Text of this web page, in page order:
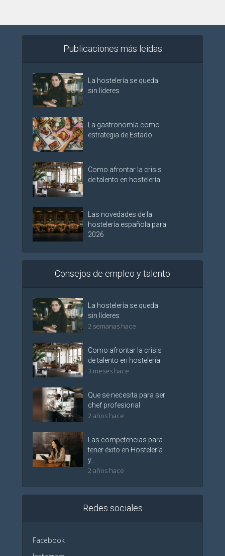
Publicaciones más leídas
La hostelería se queda
sin líderes
La gastronomía como
estrategia de Estado
Como afrontar la crisis
de talento en hostelería
Las novedades de la
hostelería española para
2026
Consejos de empleo y talento
La hostelería se queda
sin líderes
2 semanas hace
Como afrontar la crisis
de talento en hostelería
3 meses hace
Que se necesita para ser
chef profesional
2 años hace
Las competencias para
tener éxito en Hostelería
y...
2 años hace
Redes sociales
Facebook